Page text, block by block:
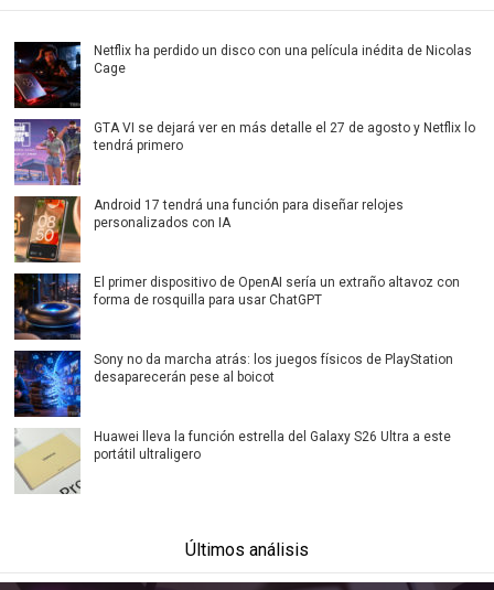
Netflix ha perdido un disco con una película inédita de Nicolas
Cage
GTA VI se dejará ver en más detalle el 27 de agosto y Netflix lo
tendrá primero
Android 17 tendrá una función para diseñar relojes
personalizados con IA
El primer dispositivo de OpenAI sería un extraño altavoz con
forma de rosquilla para usar ChatGPT
Sony no da marcha atrás: los juegos físicos de PlayStation
desaparecerán pese al boicot
Huawei lleva la función estrella del Galaxy S26 Ultra a este
portátil ultraligero
Últimos análisis